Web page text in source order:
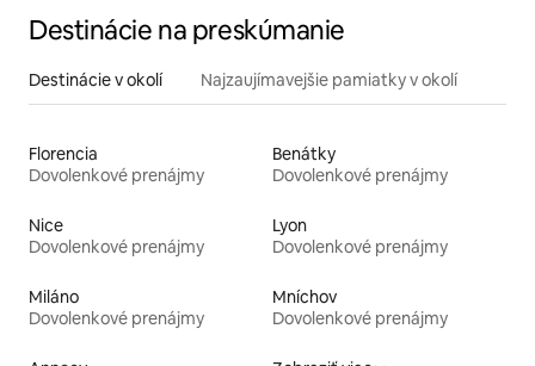
Destinácie na preskúmanie
Destinácie v okolí Najzaujímavejšie pamiatky v okolí
Florencia
Dovolenkové prenájmy
Benátky
Dovolenkové prenájmy
Nice
Dovolenkové prenájmy
Lyon
Dovolenkové prenájmy
Miláno
Dovolenkové prenájmy
Mníchov
Dovolenkové prenájmy